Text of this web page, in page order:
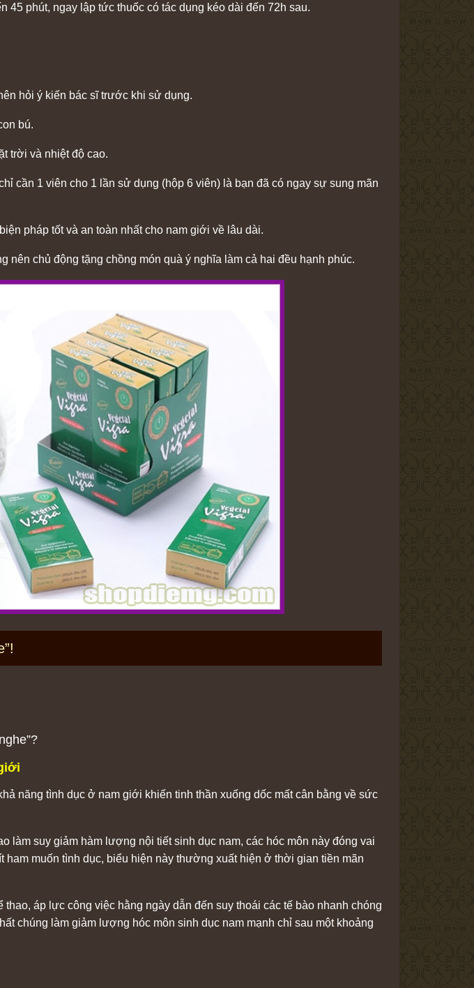
45 phút, ngay lập tức thuốc có tác dụng kéo dài đến 72h sau.
hỏi ý kiến bác sĩ trước khi sử dụng.
bú.
trời và nhiệt độ cao.
cần 1 viên cho 1 lần sử dụng (hộp 6 viên) là bạn đã có ngay sự sung mãn
pháp tốt và an toàn nhất cho nam giới về lâu dài.
nên chủ động tặng chồng món quà ý nghĩa làm cả hai đều hạnh phúc.
năng tình dục ở nam giới khiến tinh thần xuống dốc mất cân bằng về sức
làm suy giảm hàm lượng nội tiết sinh dục nam, các hóc môn này đóng vai
muốn tình dục, biểu hiện này thường xuất hiện ở thời gian tiền mãn
áp lực công việc hằng ngày dẫn đến suy thoái các tế bào nhanh chóng
chúng làm giảm lượng hóc môn sinh dục nam mạnh chỉ sau một khoảng